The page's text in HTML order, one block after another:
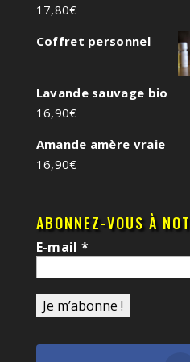
17,80€
Coffret personnel
Lavande sauvage bio
16,90€
Amande amère vraie
16,90€
ABONNEZ-VOUS À
E-mail *